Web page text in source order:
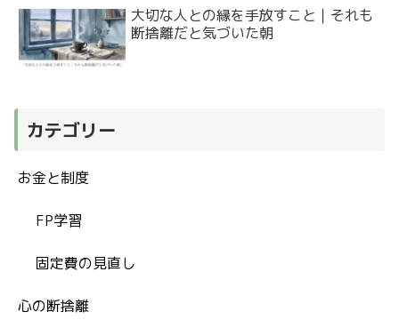
大切な人との縁を手放すこと｜それも
断捨離だと気づいた朝
カテゴリー
お金と制度
FP学習
固定費の見直し
心の断捨離